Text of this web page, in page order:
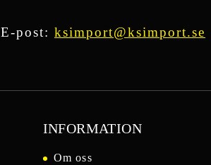
E-post: ksimport@ksimport.se
INFORMATION
Om oss